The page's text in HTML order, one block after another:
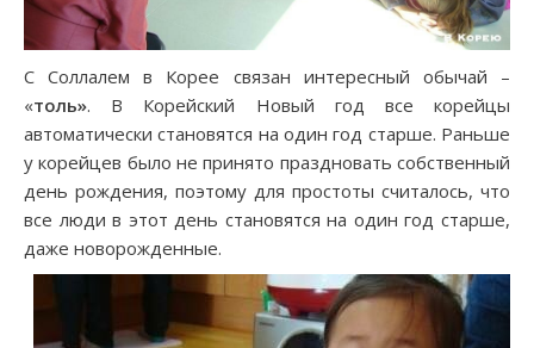
С Соллалем в Корее связан интересный обычай –
«толь». В Корейский Новый год все корейцы
автоматически становятся на один год старше. Раньше
у корейцев было не принято праздновать собственный
день рождения, поэтому для простоты считалось, что
все люди в этот день становятся на один год старше,
даже новорожденные.